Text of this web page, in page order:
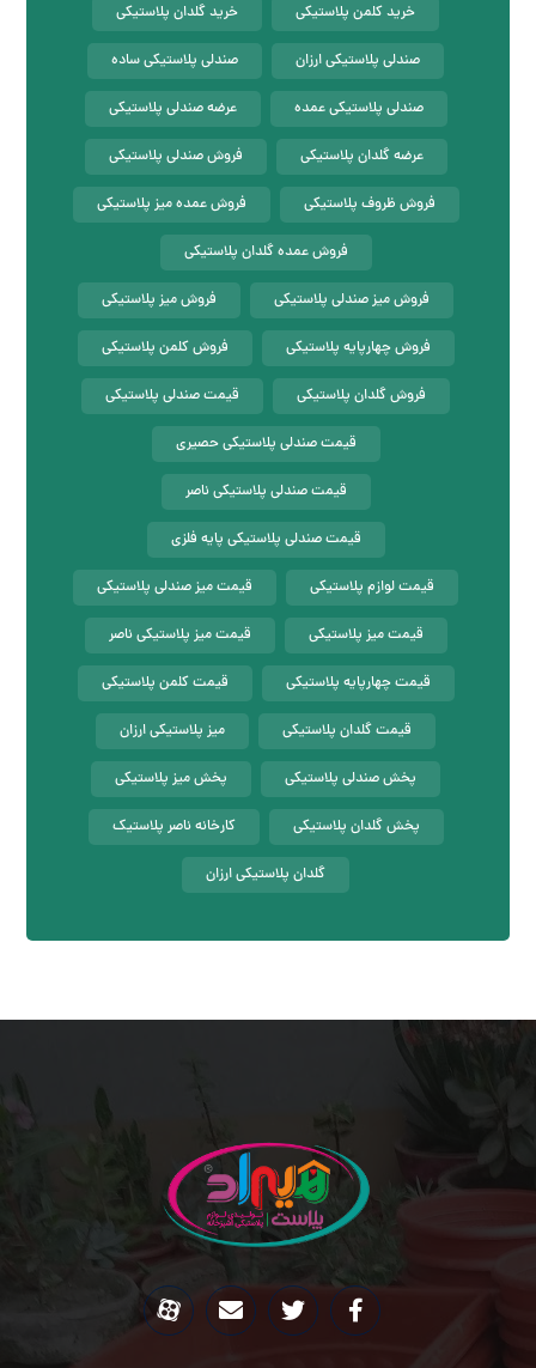
خرید کلمن پلاستیکی خرید گلدان پلاستیکی
صندلی پلاستیکی ارزان صندلی پلاستیکی ساده
صندلی پلاستیکی عمده عرضه صندلی پلاستیکی
عرضه گلدان پلاستیکی فروش صندلی پلاستیکی
فروش ظروف پلاستیکی فروش عمده میز پلاستیکی
فروش عمده گلدان پلاستیکی
فروش میز صندلی پلاستیکی فروش میز پلاستیکی
فروش چهارپایه پلاستیکی فروش کلمن پلاستیکی
فروش گلدان پلاستیکی قیمت صندلی پلاستیکی
قیمت صندلی پلاستیکی حصیری
قیمت صندلی پلاستیکی ناصر
قیمت صندلی پلاستیکی پایه فلزی
قیمت لوازم پلاستیکی قیمت میز صندلی پلاستیکی
قیمت میز پلاستیکی قیمت میز پلاستیکی ناصر
قیمت چهارپایه پلاستیکی قیمت کلمن پلاستیکی
قیمت گلدان پلاستیکی میز پلاستیکی ارزان
پخش صندلی پلاستیکی پخش میز پلاستیکی
پخش گلدان پلاستیکی کارخانه ناصر پلاستیک
گلدان پلاستیکی ارزان